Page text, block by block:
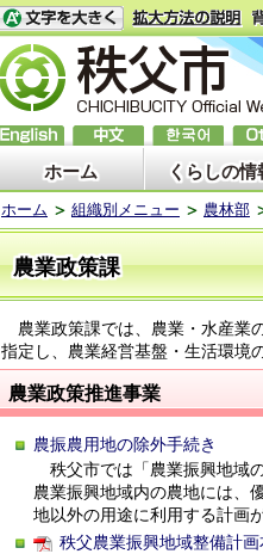
ホーム くらしの情
ホーム 組織別メニュー 農林部
農業政策課
農業政策課では、農業・水産業
指定し、農業経営基盤・生活環境
農業政策推進事業
農振農用地の除外手続き
秩父市では「農業振興地域
農業振興地域内の農地には、
地以外の用途に利用する計画
秩父農業振興地域整備計